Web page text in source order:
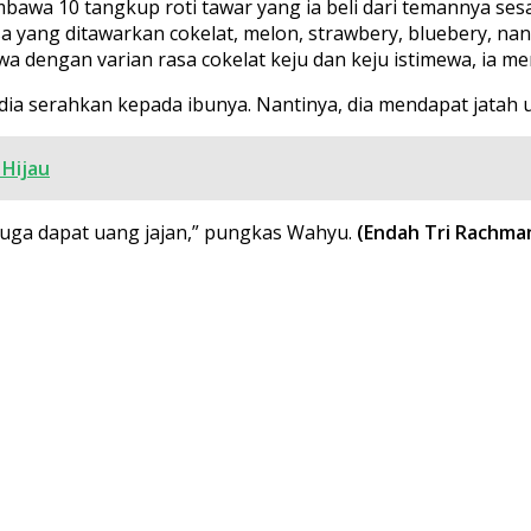
10 tangkup roti tawar yang ia beli dari temannya
ditawarkan cokelat, melon, strawbery, bluebery,
dengan varian rasa cokelat keju dan keju istimewa, ia
serahkan kepada ibunya. Nantinya, dia mendapat jatah
dapat uang jajan,” pungkas Wahyu. (Endah Tri